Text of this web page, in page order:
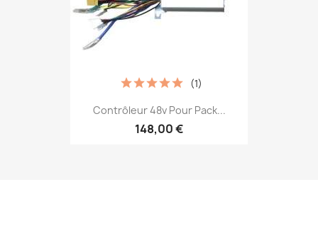
Contrôleur 48v Pour Pack...
148,00 €
(1)